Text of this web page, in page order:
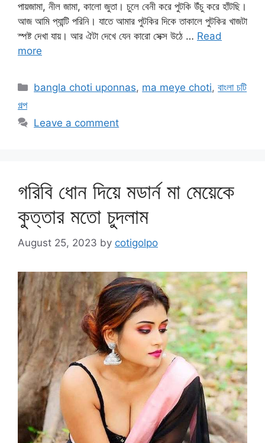
পায়জামা, নীল জামা, কালো জুতা। চুলে বেনী করে পুটকি উঁচু করে হাঁটছি।
আজ আমি প্যান্টি পরিনি। যাতে আমার পুটকির দিকে তাকালে পুটকির খাজটা
স্পষ্ট দেখা যায়। আর ঐটা দেখে যেন কারো সেক্স উঠে … Read
more
Categories
bangla choti uponnas, ma meye choti,বাংলা চটি
গল্প
Leave a comment
গরিবি ধোন দিয়ে মডার্ন মা মেয়েকে
কুত্তার মতো চুদলাম
August 25, 2023 by cotigolpo